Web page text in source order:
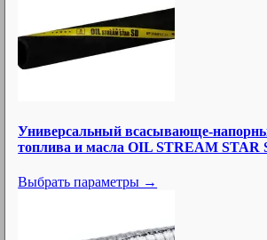
Универсальный всасывающе-
топлива и масла OIL STREAM STAR
Выбрать параметры →